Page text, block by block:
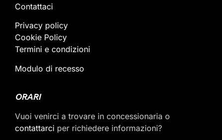
Contattaci
Privacy policy
Cookie Policy
Termini e condizioni
Modulo di recesso
ORARI
Vuoi venirci a trovare in concessionaria o
contattarci per richiedere informazioni?